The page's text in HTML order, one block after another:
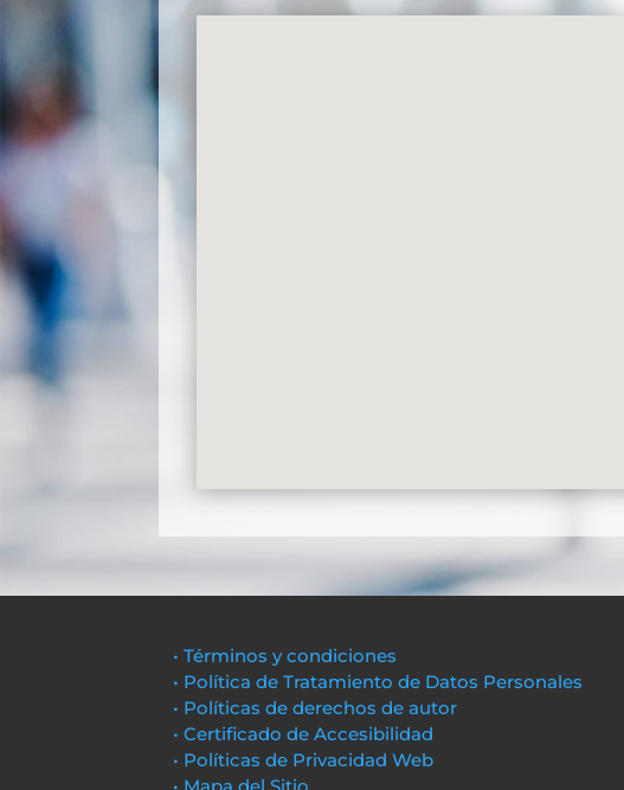
• Términos y condiciones
• Política de Tratamiento de Datos Personales
• Políticas de derechos de autor
• Certificado de Accesibilidad
• Políticas de Privacidad Web